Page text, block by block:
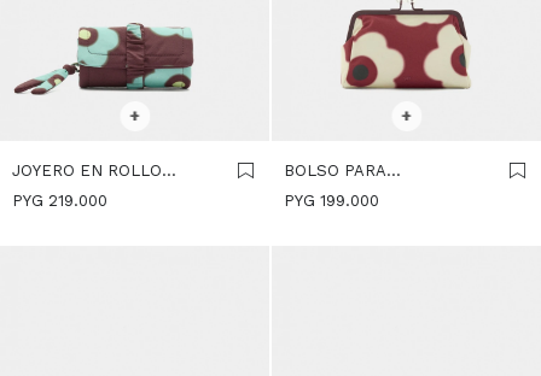
+
JOYERO EN ROLLO
ESTAMPADO DE NYLON -
PYG 219.000
+
BOLSO PARA
COSMÉTICOS CON
PYG 199.000